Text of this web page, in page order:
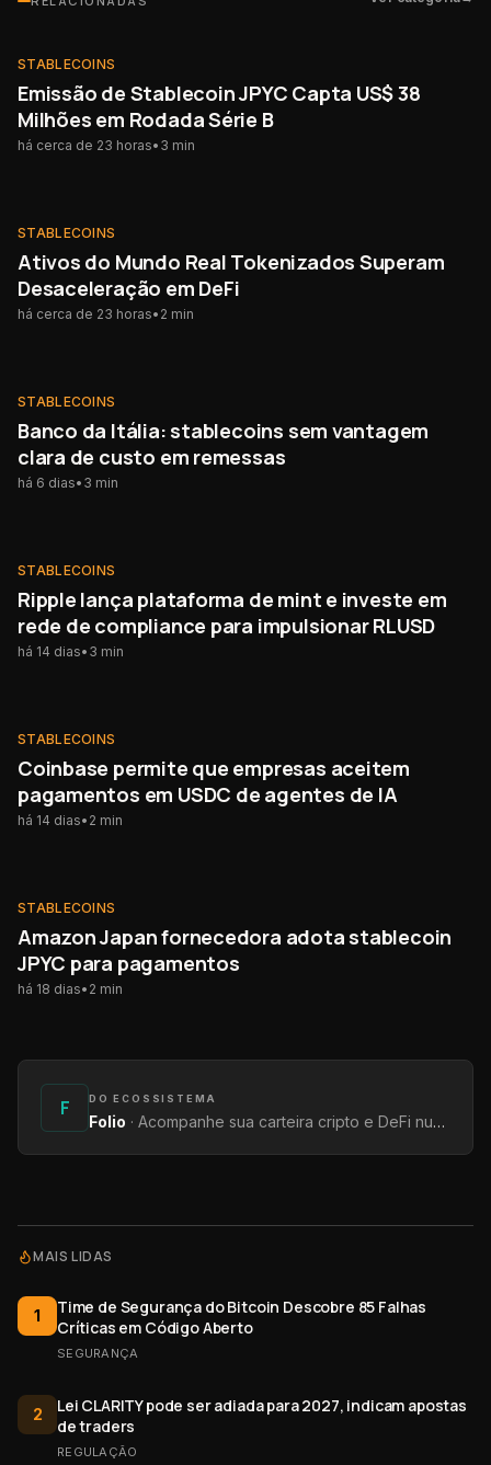
STABLECOINS
STABLECOINS
Emissão de Stablecoin JPYC Capta US$ 38
Milhões em Rodada Série B
há cerca de 23 horas• 3 min
STABLECOINS
STABLECOINS
Ativos do Mundo Real Tokenizados Superam
Desaceleração em DeFi
há cerca de 23 horas• 2 min
STABLECOINS
STABLECOINS
Banco da Itália: stablecoins sem vantagem
clara de custo em remessas
há 6 dias• 3 min
STABLECOINS
STABLECOINS
Ripple lança plataforma de mint e investe em
rede de compliance para impulsionar RLUSD
há 14 dias• 3 min
STABLECOINS
STABLECOINS
Coinbase permite que empresas aceitem
pagamentos em USDC de agentes de IA
há 14 dias• 2 min
STABLECOINS
STABLECOINS
Amazon Japan fornecedora adota stablecoin
JPYC para pagamentos
há 18 dias• 2 min
F DO ECOSSISTEMA
Folio · Acompanhe sua carteira cripto e DeFi num só lugar — saldos, rendimentos e protocolos.
MAIS LIDAS
1
Time de Segurança do Bitcoin Descobre 85 Falhas
Críticas em Código Aberto
SEGURANÇA
2
Lei CLARITY pode ser adiada para 2027, indicam apostas
de traders
REGULAÇÃO